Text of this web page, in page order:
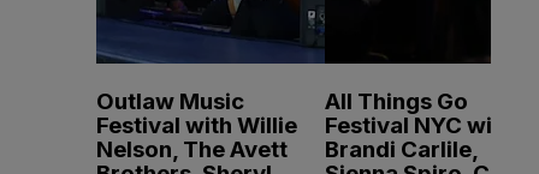
Outlaw Music
Festival with Willie
Nelson, The Avett
All Things Go
Festival NYC with
Brandi Carlile,